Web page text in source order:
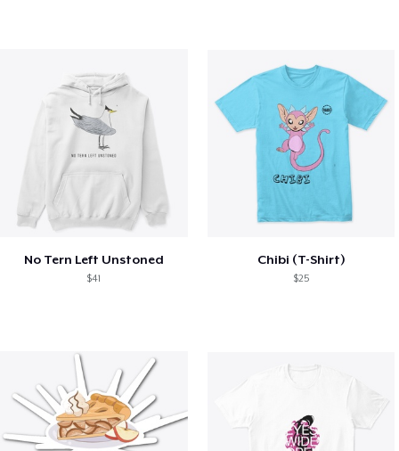
No Tern Left Unstoned
$41
Chibi (T-Shirt)
$25